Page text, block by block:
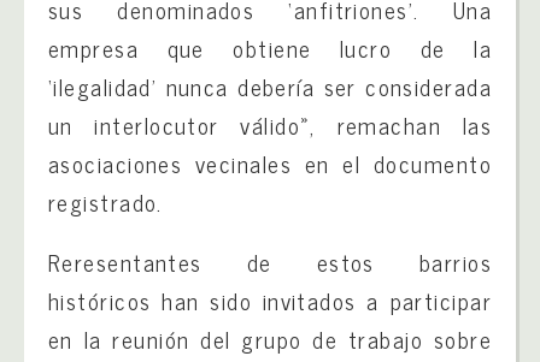
sus denominados ‘anfitriones’. Una
empresa que obtiene lucro de la
‘ilegalidad’ nunca debería ser considerada
un interlocutor válido», remachan las
asociaciones vecinales en el documento
registrado.
Reresentantes de estos barrios
históricos han sido invitados a participar
en la reunión del grupo de trabajo sobre